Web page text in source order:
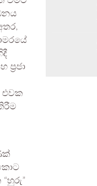
එවක